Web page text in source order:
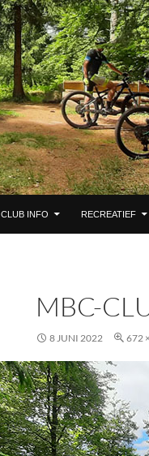
CLUB INFO RECREATIEF
MBC-
8 JUNI 2022 672